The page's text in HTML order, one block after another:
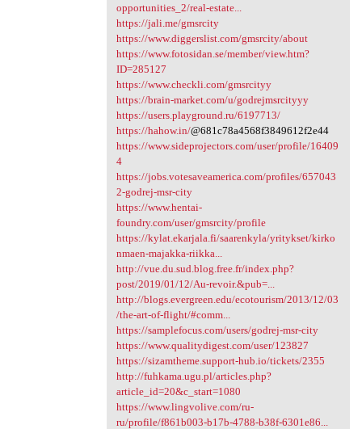
opportunities_2/real-estate...
https://jali.me/gmsrcity
https://www.diggerslist.com/gmsrcity/about
https://www.fotosidan.se/member/view.htm?
ID=285127
https://www.checkli.com/gmsrcityy
https://brain-market.com/u/godrejmsrcityyy
https://users.playground.ru/6197713/
https://hahow.in/@681c78a4568f3849612f2e44
https://www.sideprojectors.com/user/profile/16409
4
https://jobs.votesaveamerica.com/profiles/657043
2-godrej-msr-city
https://www.hentai-
foundry.com/user/gmsrcity/profile
https://kylat.ekarjala.fi/saarenkyla/yritykset/kirko
nmaen-majakka-riikka...
http://vue.du.sud.blog.free.fr/index.php?
post/2019/01/12/Au-revoir.&pub=...
http://blogs.evergreen.edu/ecotourism/2013/12/03
/the-art-of-flight/#comm...
https://samplefocus.com/users/godrej-msr-city
https://www.qualitydigest.com/user/123827
https://sizamtheme.support-hub.io/tickets/2355
http://fuhkama.ugu.pl/articles.php?
article_id=20&c_start=1080
https://www.lingvolive.com/ru-
ru/profile/f861b003-b17b-4788-b38f-6301e86...